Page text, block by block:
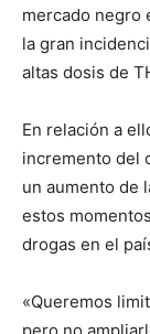
mercado negro
la gran
altas dosis de
En relación a
incremento del
un aumento de
estos
drogas en el
«Queremos